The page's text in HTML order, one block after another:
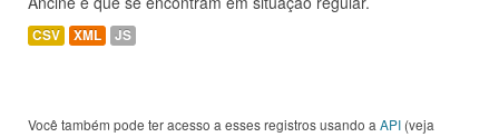
CSV XML JS
Você também pode ter acesso a esses registros usando a API (veja